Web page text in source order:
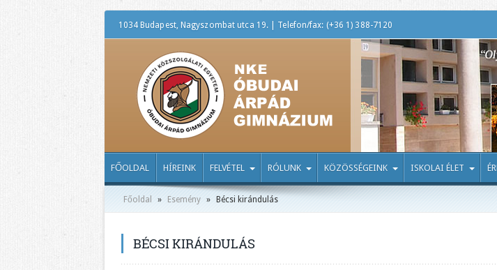
1034 Budapest, Nagyszombat utca 19. | Telefon/fax: (+36 1) 388-7120
FŐOLDAL HÍREINK FELVÉTEL RÓLUNK KÖZÖSSÉGEINK ISKOLAI ÉLET
Főoldal » Esemény » Bécsi kirándulás
BÉCSI KIRÁNDULÁS